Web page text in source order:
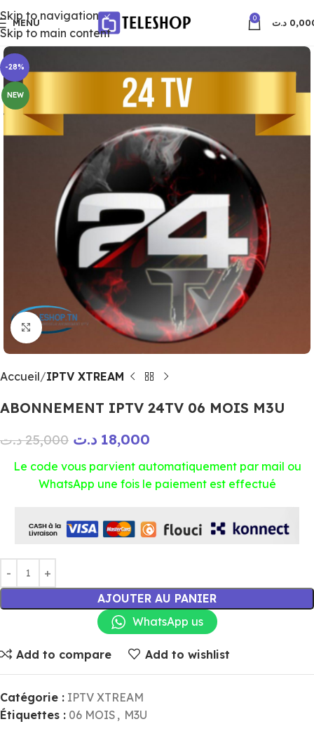
Skip to navigation
Skip to main content
MENU 0 د.ت
-28%
NEW
Click to enlarge
Accueil IPTV XTREAM
ABONNEMENT IPTV 24TV 06 MOIS M3U
25,000 د.ت 18,000 د.ت
Le code vous parvient automatiquement par mail ou
WhatsApp une fois le paiement est effectué
AJOUTER AU PANIER
WhatsApp us
Add to compare Add to wishlist
Catégorie : IPTV XTREAM
Étiquettes : 06 MOIS , M3U